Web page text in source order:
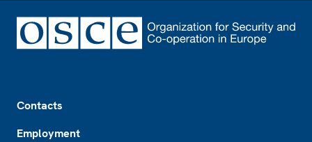
Contacts
Employment